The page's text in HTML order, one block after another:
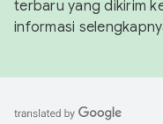
terbaru yang dikirim
informasi